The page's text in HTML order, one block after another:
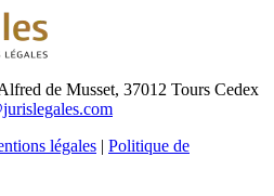
de Musset, 37012 Tours Cedex
légales | Politique de